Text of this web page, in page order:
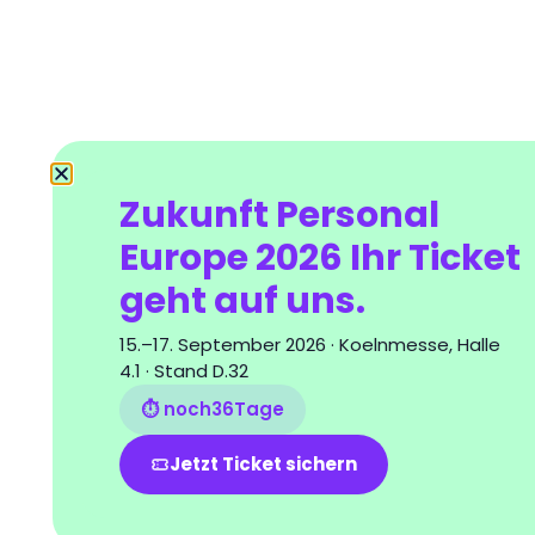
Zukunft Personal
Europe 2026 Ihr Ticket
geht auf uns.
15.–17. September 2026 · Koelnmesse, Halle
4.1 · Stand D.32
⏱ noch36Tage
Jetzt Ticket sichern